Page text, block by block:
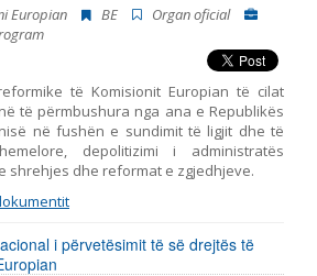
Europian BE
Organ oficial
të Komisionit Europian të cilat
të përmbushura nga ana e Republikës
në fushën e sundimit të ligjit dhe të
depolitizimi i administratës
shrehjes dhe reformat e zgjedhjeve.
i përvetësimit të së drejtës të